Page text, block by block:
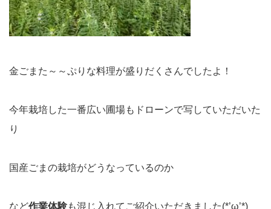
金ごまた～～ぷりな料理が盛りだくさんでしたよ！
今年栽培した一番広い圃場もドローンで写していただいた
り
国産ごまの栽培がどうなっているのか
など作業体験も混じ入れてご紹介いただきました(*’ω’*)